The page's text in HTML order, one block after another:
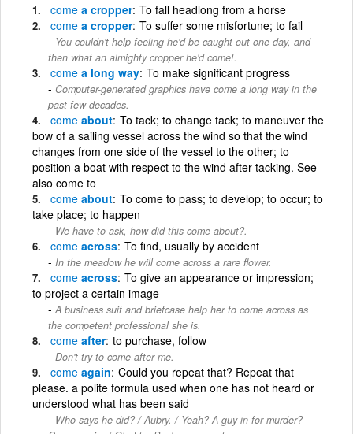
come a cropper To fall headlong from a horse
come a cropper To suffer some misfortune; to fail
You couldn't help feeling he'd be caught out one day, and
then what an almighty cropper he'd come!.
come a long way To make significant progress
Computer-generated graphics have come a long way in the
past few decades.
come about To tack; to change tack; to maneuver the
bow of a sailing vessel across the wind so that the wind
changes from one side of the vessel to the other; to
position a boat with respect to the wind after tacking. See
also come to
come about To come to pass; to develop; to occur; to
take place; to happen
We have to ask, how did this come about?.
come across To find, usually by accident
In the meadow he will come across a rare flower.
come across To give an appearance or impression;
to project a certain image
A business suit and briefcase help her to come across as
the competent professional she is.
come after to purchase, follow
Don't try to come after me.
come again Could you repeat that? Repeat that
please. a polite formula used when one has not heard or
understood what has been said
Who says he did? / Aubry. / Yeah? A guy in for murder?